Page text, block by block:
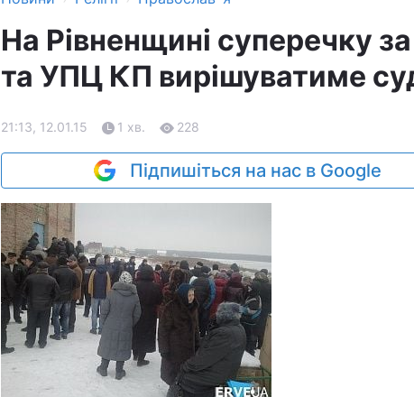
На Рівненщині суперечку
та УПЦ КП вирішуватиме
21:13, 12.01.15 1 хв. 228
Підпишіться на нас в Google